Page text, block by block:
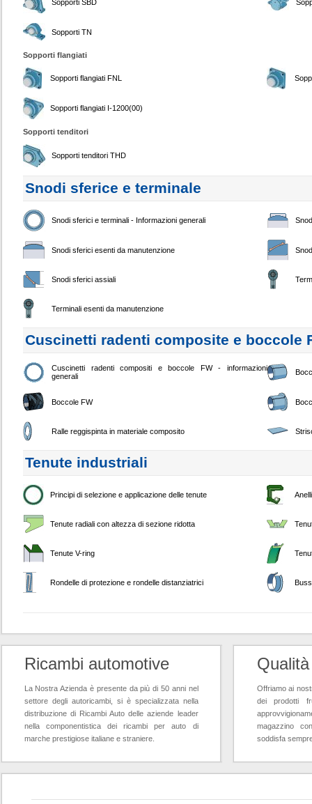
Sopporti SBD
Sopporti TN
Sopporti flangiati
Sopporti flangiati FNL
Sopporti flangiati I-1200(00)
Sopporti tenditori
Sopporti tenditori THD
Snodi sferice e terminale
Snodi sferici e terminali - Informazioni generali
Snodi sferici esenti da manutenzione
Snodi sferici assiali
Terminali esenti da manutenzione
Cuscinetti radenti composite e boccole
Cuscinetti radenti compositi e boccole FW - informazioni
generali
Boccole FW
Ralle reggispinta in materiale composito
Tenute industriali
Principi di selezione e applicazione delle tenute
Tenute radiali con altezza di sezione ridotta
Tenute V-ring
Rondelle di protezione e rondelle distanziatrici
Ricambi automotive
La Nostra Azienda è presente da più di 50 anni nel
settore degli autoricambi, si è specializzata nella
distribuzione di Ricambi Auto delle aziende leader
nella componentistica dei ricambi per auto di
marche prestigiose italiane e straniere.
Offriamo ai
dei prodotti
magazzino
soddisfa